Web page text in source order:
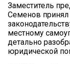
Заместитель
Семенов принял
местному
детально
юридической